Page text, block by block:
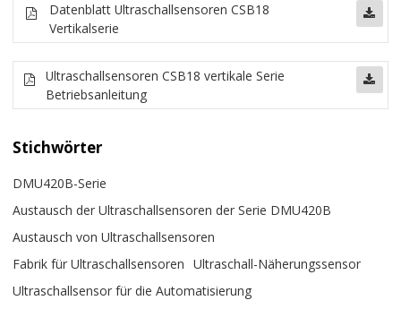
Datenblatt Ultraschallsensoren CSB18
Vertikalserie
Ultraschallsensoren CSB18 vertikale Serie
Betriebsanleitung
Stichwörter
DMU420B-Serie
Austausch der Ultraschallsensoren der Serie DMU420B
Austausch von Ultraschallsensoren
Fabrik für Ultraschallsensoren
Ultraschall-Näherungssensor
Ultraschallsensor für die Automatisierung